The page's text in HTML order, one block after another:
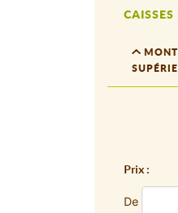
CAISSES
Prix :
De